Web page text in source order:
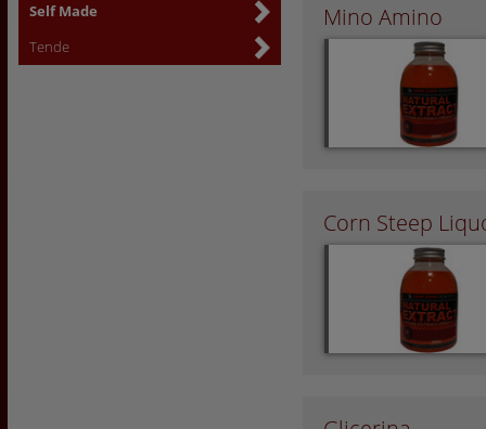
Self Made
Tende
Mino Amino
Corn Steep